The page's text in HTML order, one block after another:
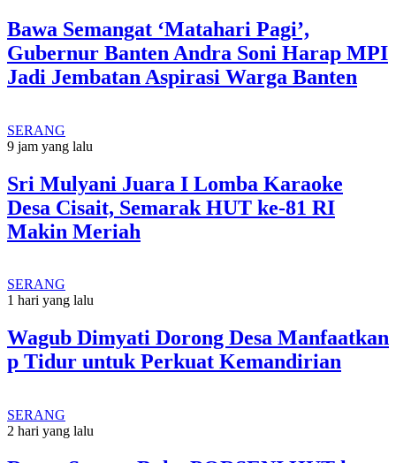
Bawa Semangat ‘Matahari Pagi’,
Gubernur Banten Andra Soni Harap MPI
Jadi Jembatan Aspirasi Warga Banten
SERANG
9 jam yang lalu
Sri Mulyani Juara I Lomba Karaoke
Desa Cisait, Semarak HUT ke-81 RI
Makin Meriah
SERANG
1 hari yang lalu
Wagub Dimyati Dorong Desa Manfaatkan
p Tidur untuk Perkuat Kemandirian
SERANG
2 hari yang lalu